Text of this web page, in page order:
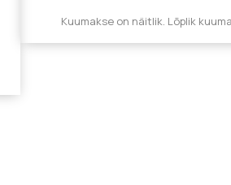
Kuumakse on näitlik. Lõplik